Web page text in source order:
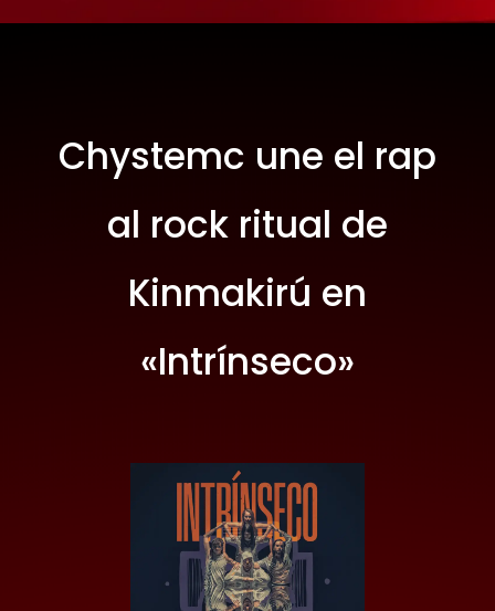
Chystemc une el rap
al rock ritual de
Kinmakirú en
«Intrínseco»